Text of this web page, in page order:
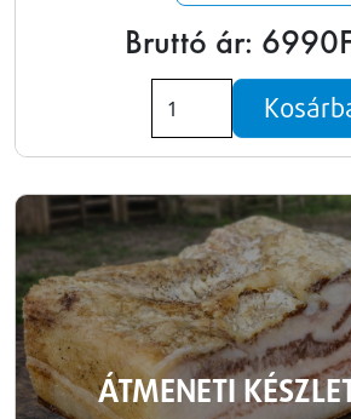
Bruttó ár:
ÁTMENETI